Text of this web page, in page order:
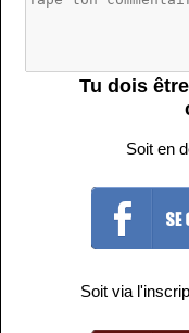
Tu dois
Soit en
Soit via